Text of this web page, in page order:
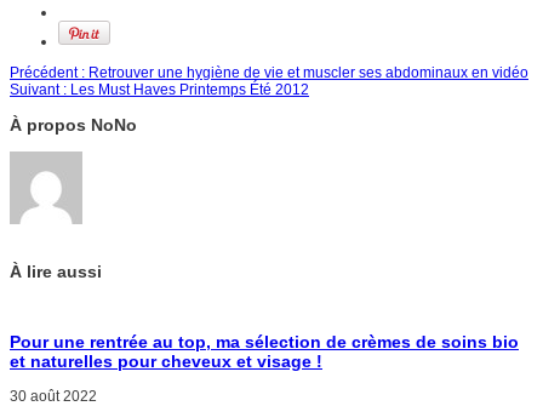
Précédent : Retrouver une hygiène de vie et muscler ses abdominaux en vidéo
Suivant : Les Must Haves Printemps Été 2012
À propos NoNo
À lire aussi
Pour une rentrée au top, ma sélection de crèmes de soins bio
et naturelles pour cheveux et visage !
30 août 2022